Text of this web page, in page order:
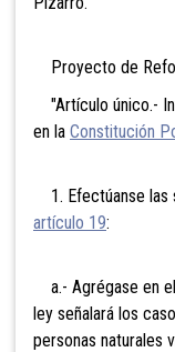
Proyecto de
"Artículo único.-
en la Constitución
1. Efectúanse las
artículo 19:
a.- Agrégase en
ley señalará los
personas naturales